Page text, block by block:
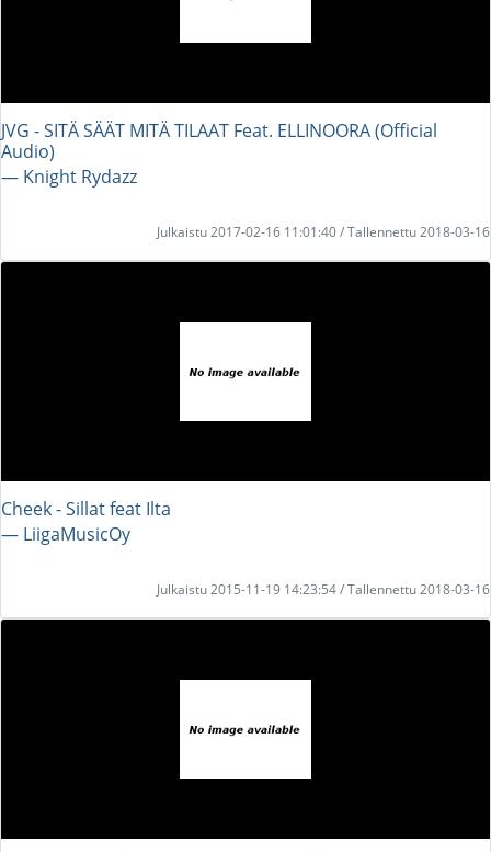
JVG - SITÄ SÄÄT MITÄ TILAAT Feat. ELLINOORA (Official
Audio)
― Knight Rydazz
Julkaistu 2017-02-16 11:01:40 / Tallennettu 2018-03-16
Cheek - Sillat feat Ilta
― LiigaMusicOy
Julkaistu 2015-11-19 14:23:54 / Tallennettu 2018-03-16